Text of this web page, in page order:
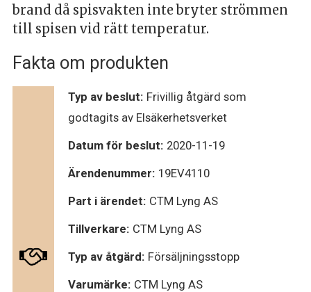
brand då spisvakten inte bryter strömmen
till spisen vid rätt temperatur.
Fakta om produkten
Typ av beslut: Frivillig åtgärd som
godtagits av Elsäkerhetsverket
Datum för beslut: 2020-11-19
Ärendenummer: 19EV4110
Part i ärendet: CTM Lyng AS
Tillverkare: CTM Lyng AS
Typ av åtgärd: Försäljningsstopp
Varumärke: CTM Lyng AS